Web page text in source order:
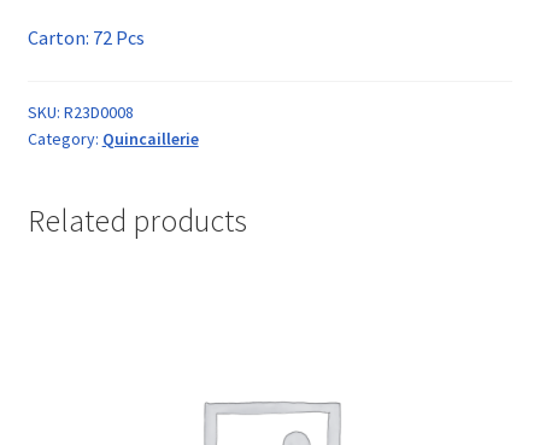
Carton: 72 Pcs
SKU: R23D0008
Category: Quincaillerie
Related products